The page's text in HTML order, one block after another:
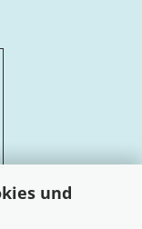
und